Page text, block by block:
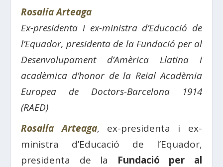
Rosalía Arteaga
Ex-presidenta i ex-ministra d’Educació de
l’Equador, presidenta de la Fundació per al
Desenvolupament d’Amèrica Llatina i
acadèmica d’honor de la Reial Acadèmia
Europea de Doctors-Barcelona 1914
(RAED)
Rosalía Arteaga, ex-presidenta i ex-
ministra d’Educació de l’Equador,
presidenta de la Fundació per al